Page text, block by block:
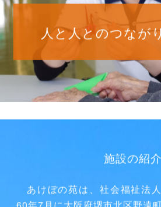
人と人とのつなが
施設の紹介
あけぼの苑は、社会福祉法